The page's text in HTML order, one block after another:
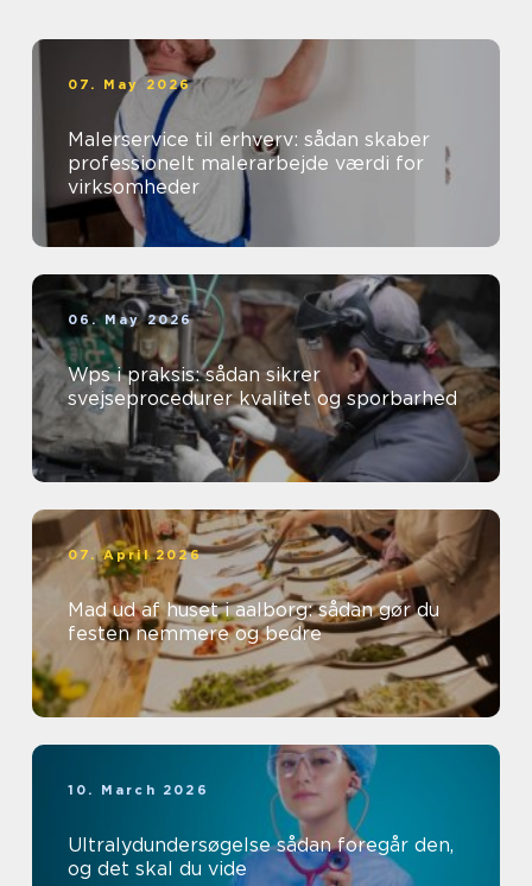
07. May 2026
Malerservice til erhverv: sådan skaber
professionelt malerarbejde værdi for
virksomheder
06. May 2026
Wps i praksis: sådan sikrer
svejseprocedurer kvalitet og sporbarhed
07. April 2026
Mad ud af huset i aalborg: sådan gør du
festen nemmere og bedre
10. March 2026
Ultralydundersøgelse sådan foregår den,
og det skal du vide